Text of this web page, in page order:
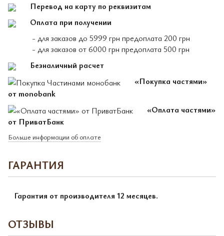
Перевод на карту по реквизитам
Оплата при получении
- для заказов до 5999 грн предоплата 200 грн
- для заказов от 6000 грн предоплата 500 грн
Безналичный расчет
«Покупка частями»
от monobank
«Оплата частями»
от ПриватБанк
Больше информации об оплате
ГАРАНТИЯ
Гарантия от производителя 12 месяцев.
ОТЗЫВЫ